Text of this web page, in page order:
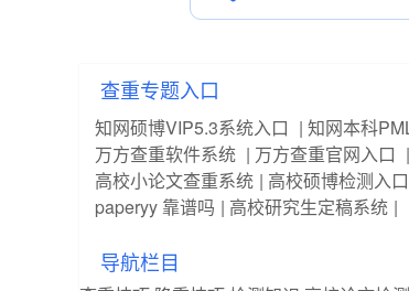
查重专题入口
知网硕博VIP5.3系统入口 | 知网本科
万方查重软件系统 | 万方查重官网入口 |
高校小论文查重系统 | 高校硕博检测入口
paperyy 靠谱吗 | 高校研究生定稿系统 |
导航栏目